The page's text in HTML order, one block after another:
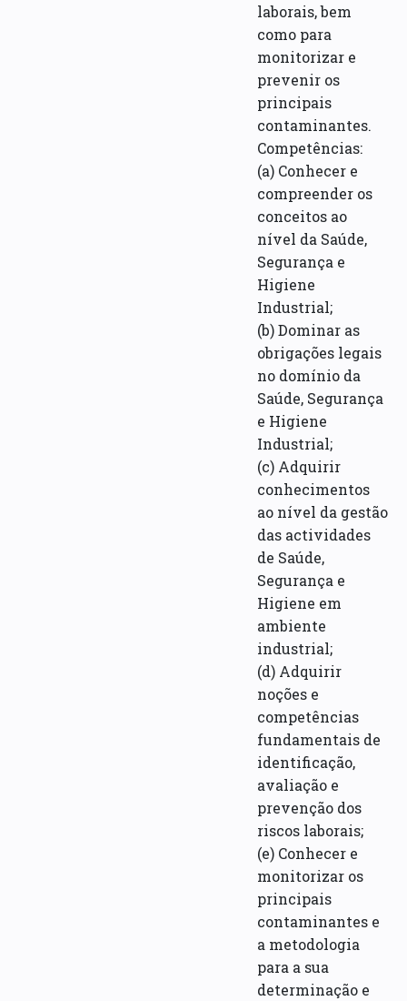
laborais, bem
como para
monitorizar e
prevenir os
principais
contaminantes.
Competências:
(a) Conhecer e
compreender os
conceitos ao
nível da Saúde,
Segurança e
Higiene
Industrial;
(b) Dominar as
obrigações legais
no domínio da
Saúde, Segurança
e Higiene
Industrial;
(c) Adquirir
conhecimentos
ao nível da gestão
das actividades
de Saúde,
Segurança e
Higiene em
ambiente
industrial;
(d) Adquirir
noções e
competências
fundamentais de
identificação,
avaliação e
prevenção dos
riscos laborais;
(e) Conhecer e
monitorizar os
principais
contaminantes e
a metodologia
para a sua
determinação e